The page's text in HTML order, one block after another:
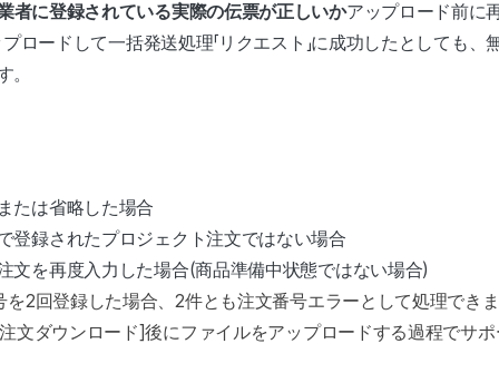
者に登録されている実際の伝票が正しいかアップロード前に
ロードして一括発送処理「リクエスト」に成功したとしても
。
たは省略した場合
登録されたプロジェクト注文ではない場合
文を再度入力した場合(商品準備中状態ではない場合)
を2回登録した場合、2件とも注文番号エラーとして処理でき
文ダウンロード]後にファイルをアップロードする過程でサ